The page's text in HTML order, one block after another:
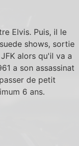
Elvis. Puis, il le
shows, sortie
alors qu'il va a
a son assassinat
de petit
6 ans.